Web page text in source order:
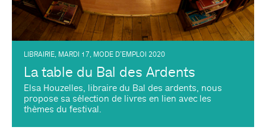
LIBRAIRIE, MARDI 17, MODE D’EMPLOI 2020
La table du Bal des Ardents
Elsa Houzelles, libraire du Bal des ardents, nous
propose sa sélection de livres en lien avec les
thèmes du festival.